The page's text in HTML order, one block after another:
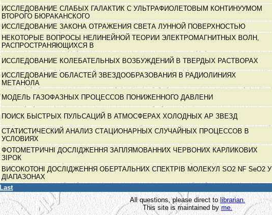
ИССЛЕДОВАНИЕ СЛАБЫХ ГАЛАКТИК С УЛЬТРАФИОЛЕТОВЫМ КОНТИНУУМОМ
ВТОРОГО БЮРАКАНСКОГО
ИССЛЕДОВАНИЕ ЗАКОНА ОТРАЖЕНИЯ СВЕТА ЛУННОЙ ПОВЕРХНОСТЬЮ
НЕКОТОРЫЕ ВОПРОСЫ НЕЛИНЕЙНОЙ ТЕОРИИ ЭЛЕКТРОМАГНИТНЫХ ВОЛН,
РАСПРОСТРАНЯЮЩИХСЯ В
ИССЛЕДОВАНИЕ КОЛЕБАТЕЛЬНЫХ ВОЗБУЖДЕНИЙ В ТВЕРДЫХ РАСТВОРАХ
ИССЛЕДОВАНИЕ ОБЛАСТЕЙ ЗВЕЗДООБРАЗОВАНИЯ В РАДИОЛИНИЯХ
МЕТАНОЛА
МОДЕЛЬ ГАЗОФАЗНЫХ ПРОЦЕССОВ ПОНИЖЕННОГО ДАВЛЕНИ
ПОИСК БЫСТРЫХ ПУЛЬСАЦИЙ В АТМОСФЕРАХ ХОЛОДНЫХ АР ЗВЕЗД
СТАТИСТИЧЕСКИЙ АНАЛИЗ СТАЦИОНАРНЫХ СЛУЧАЙНЫХ ПРОЦЕССОВ В
УСЛОВИЯХ
ФОТОМЕТРИЧНІ ДОСЛІДЖЕННЯ ЗАПЛЯМОВАННИХ ЧЕРВОНИХ КАРЛИКОВИХ
ЗІРОК
ВИСОКОТОНІ ДОСЛІДЖЕННЯ ОБЕРТАЛЬНИХ СПЕКТРІВ МОЛЕКУЛ SO2 NF SeO2 У
ДІАПАЗОНАХ
Last
All questions, please direct to librarian.
This site is maintained byme.